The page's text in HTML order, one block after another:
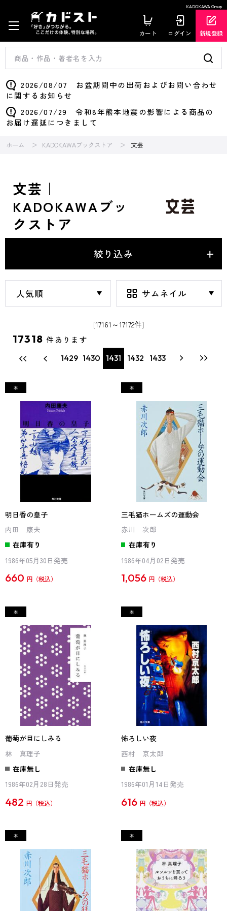
KADOKAWA Group
カート ログイン 新規登録
2026/08/07 お盆期間中の出荷およびお問い合わせ
に関するお知らせ
2026/07/29 令和8年熊本地震の影響による商品の
お届け遅延につきまして
ホーム KADOKAWAブックストア 文芸
文芸｜
KADOKAWAブッ
クストア
絞り込み
[17161～17172件]
17318 件あります
1429 1430 1431 1432 1433
明日香の皇子
内田 康夫
在庫有り
1986年05月30日発売
660 円
三毛猫ホームズの運動会
赤川 次郎
在庫有り
1986年04月02日発売
1,056 円
葡萄が目にしみる
林 真理子
在庫無し
1986年02月28日発売
482 円
怖ろしい夜
西村 京太郎
在庫無し
1986年01月14日発売
616 円